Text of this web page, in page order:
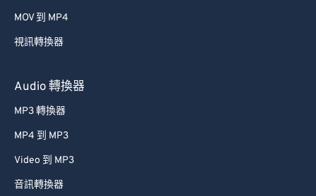
MOV 到 MP4
視訊轉換器
Audio 轉換器
MP3 轉換器
MP4 到 MP3
Video 到 MP3
音訊轉換器